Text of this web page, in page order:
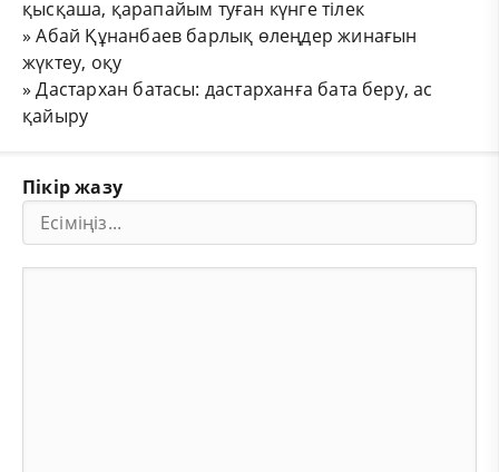
қысқаша, қарапайым туған күнге тілек
»Абай Құнанбаев барлық өлеңдер жинағын
жүктеу, оқу
»Дастархан батасы: дастарханға бата беру, ас
қайыру
Пікір жазу